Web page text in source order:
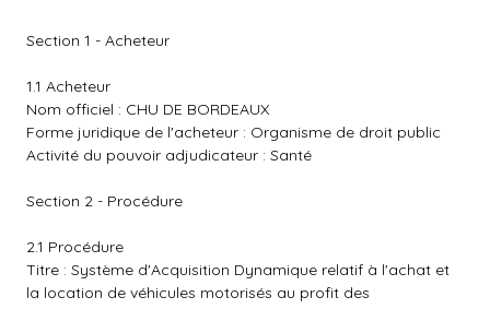
Section 1 - Acheteur
1.1 Acheteur
Nom officiel : CHU DE BORDEAUX
Forme juridique de l'acheteur : Organisme de droit public
Activité du pouvoir adjudicateur : Santé
Section 2 - Procédure
2.1 Procédure
Titre : Système d'Acquisition Dynamique relatif à l'achat et
la location de véhicules motorisés au profit des